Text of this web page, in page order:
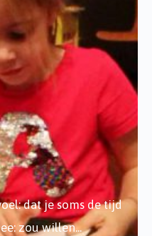
dat je soms de tijd
zou willen...